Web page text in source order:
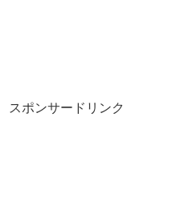
スポンサードリンク